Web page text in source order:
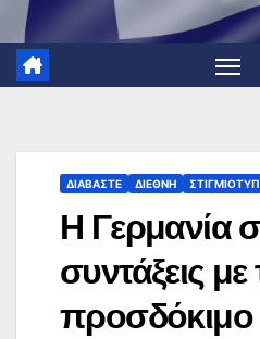
ΔΙΑΒΆΣΤΕ ΔΙΕΘΝΉ
Η Γερμανία
συντάξεις με